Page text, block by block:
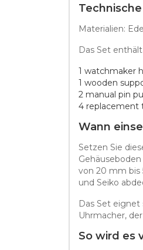
Materialien:
Das Set
1 watchmaker
1 wooden
2 manual pin
4 replacement
Wann
Setzen Sie
von 20 mm bis
und Seiko
Das Set
Uhrmacher,
So wird es